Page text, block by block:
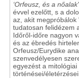
‘Orfeusz, és a nőalak'
évvel ezelőtt, s a
az, akit megpróbálok
tudatosan felidézem
Időről-időre nagyon
és az ébredés
Orfeusz/Eurydike
szenvedélyesen
egyezést a
történései/